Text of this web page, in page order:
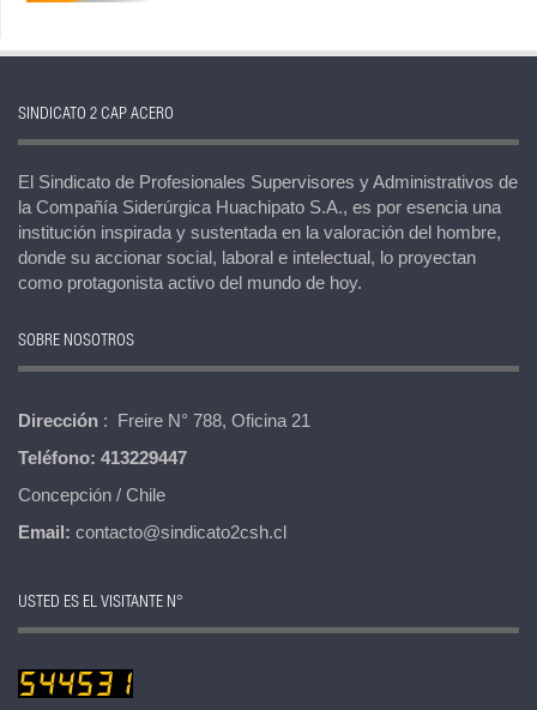
SINDICATO 2 CAP ACERO
El Sindicato de Profesionales Supervisores y Administrativos de
la Compañía Siderúrgica Huachipato S.A., es por esencia una
institución inspirada y sustentada en la valoración del hombre,
donde su accionar social, laboral e intelectual, lo proyectan
como protagonista activo del mundo de hoy.
SOBRE NOSOTROS
Dirección : Freire N° 788, Oficina 21
Teléfono: 413229447
Concepción / Chile
Email: contacto@sindicato2csh.cl
USTED ES EL VISITANTE N°